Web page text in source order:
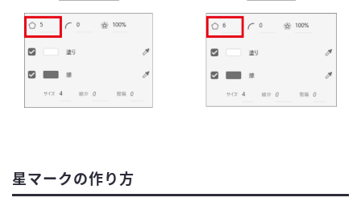
星マークの作り方